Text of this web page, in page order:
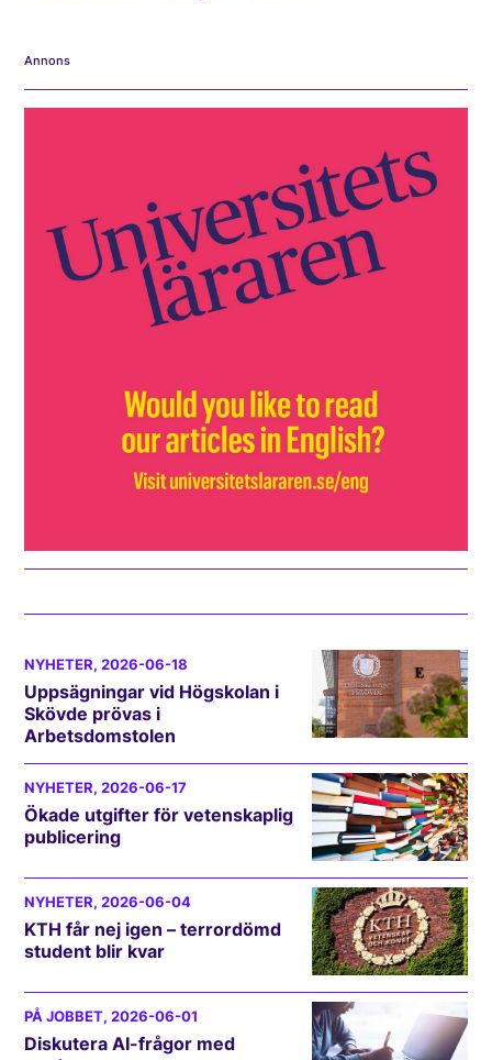
Annons
NYHETER, 2026-06-18
Uppsägningar vid Högskolan i
Skövde prövas i
Arbetsdomstolen
NYHETER, 2026-06-17
Ökade utgifter för vetenskaplig
publicering
NYHETER, 2026-06-04
KTH får nej igen – terrordömd
student blir kvar
PÅ JOBBET, 2026-06-01
Diskutera AI-frågor med